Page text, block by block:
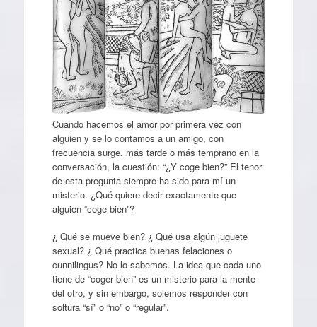
Cuando hacemos el amor por primera vez con
alguien y se lo contamos a un amigo, con
frecuencia surge, más tarde o más temprano en la
conversación, la cuestión: “¿Y coge bien?” El tenor
de esta pregunta siempre ha sido para mí un
misterio. ¿Qué quiere decir exactamente que
alguien “coge bien”?
¿ Qué se mueve bien? ¿ Qué usa algún juguete
sexual? ¿ Qué practica buenas felaciones o
cunnilingus? No lo sabemos. La idea que cada uno
tiene de “coger bien” es un misterio para la mente
del otro, y sin embargo, solemos responder con
soltura “sí” o “no” o “regular”.